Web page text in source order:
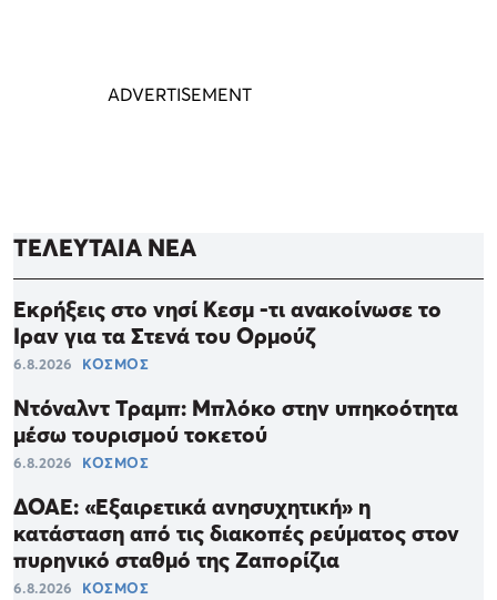
ΤΕΛΕΥΤΑΙΑ ΝΕΑ
Εκρήξεις στο νησί Κεσμ -τι ανακοίνωσε το
Ιραν για τα Στενά του Ορμούζ
6.8.2026 ΚΟΣΜΟΣ
Ντόναλντ Τραμπ: Μπλόκο στην υπηκοότητα
μέσω τουρισμού τοκετού
6.8.2026 ΚΟΣΜΟΣ
ΔΟΑΕ: «Εξαιρετικά ανησυχητική» η
κατάσταση από τις διακοπές ρεύματος στον
πυρηνικό σταθμό της Ζαπορίζια
6.8.2026 ΚΟΣΜΟΣ